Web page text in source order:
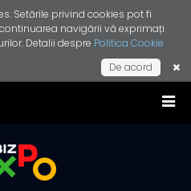
Setările privind cookies pot fi
navigării vă exprimați
Detalii despre Politica Cookie
De acord